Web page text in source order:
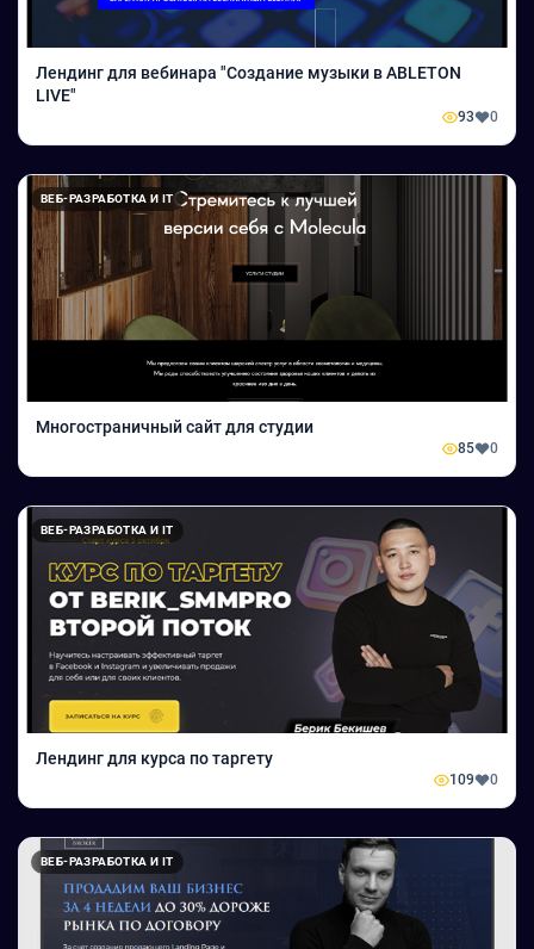
Лендинг для вебинара "Создание музыки в ABLETON
LIVE"
93 0
ВЕБ-РАЗРАБОТКА И IT
Многостраничный сайт для студии
85 0
ВЕБ-РАЗРАБОТКА И IT
Лендинг для курса по таргету
109 0
ВЕБ-РАЗРАБОТКА И IT